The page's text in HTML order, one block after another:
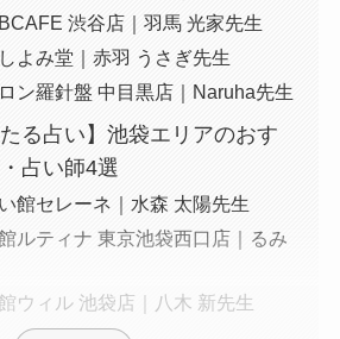
渋谷店｜羽馬 光家先生
よみ堂｜赤羽 うさぎ先生
ン羅針盤 中目黒店｜Naruha先生
たる占い】池袋エリアのおす
占い師4選
館セレーネ｜水森 太陽先生
ルティナ 東京池袋西口店｜るみ
ウィル 池袋店｜八木 新先生